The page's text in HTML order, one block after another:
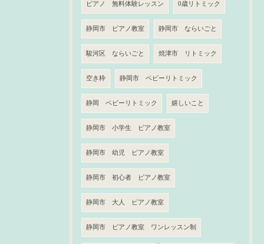
ピアノ 無料体験レッスン 0歳リトミック
静岡市 ピアノ教室 静岡市 ならいごと
駿河区 ならいごと 焼津市 リトミック
空き枠 静岡市 ベビーリトミック
静岡 ベビーリトミック 嬉しいこと
静岡市 小学生 ピアノ教室
静岡市 幼児 ピアノ教室
静岡市 初心者 ピアノ教室
静岡市 大人 ピアノ教室
静岡市 ピアノ教室 ワンレッスン制